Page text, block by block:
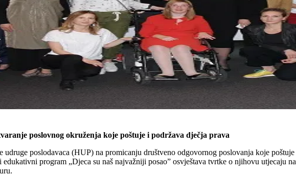
poslovnog okruženja koje poštuje i podržava dječja prava
udruge poslodavaca (HUP) na promicanju društveno odgovornog poslovanja koje
program „Djeca su naš najvažniji posao” osvještava tvrtke o njihovu utjecaju